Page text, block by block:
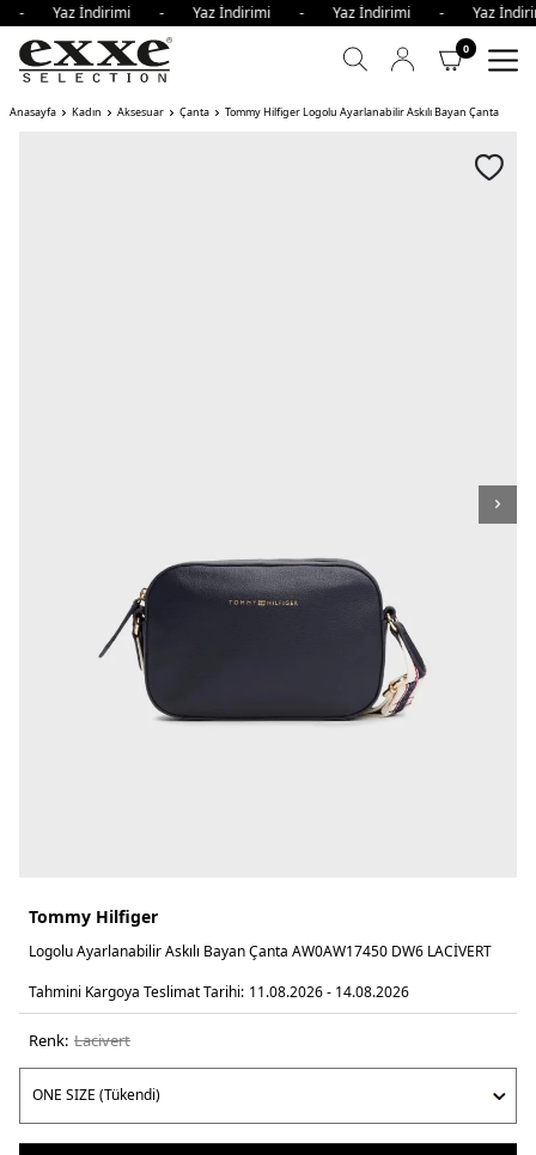
- Yaz İndirimi - Yaz İndirimi - Yaz İndirimi -
0
Anasayfa Kadın Aksesuar Çanta Tommy Hilfiger Logolu Ayarlanabilir Askılı Bayan Çanta
Tommy Hilfiger
Logolu Ayarlanabilir Askılı Bayan Çanta AW0AW17450 DW6 LACİVERT
Tahmini Kargoya Teslimat Tarihi: 11.08.2026 - 14.08.2026
Renk: laci̇vert